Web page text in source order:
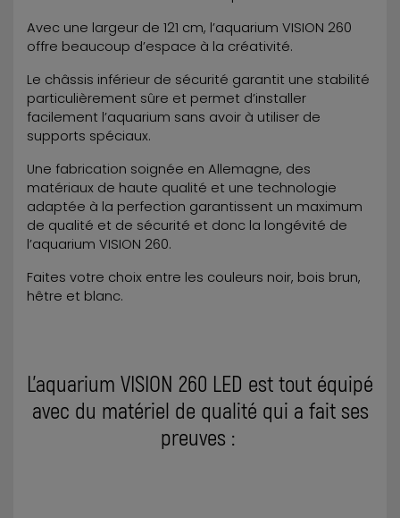
Avec une largeur de 121 cm, l’aquarium VISION 260
offre beaucoup d’espace à la créativité.
Le châssis inférieur de sécurité garantit une stabilité
particulièrement sûre et permet d’installer
facilement l’aquarium sans avoir à utiliser de
supports spéciaux.
Une fabrication soignée en Allemagne, des
matériaux de haute qualité et une technologie
adaptée à la perfection garantissent un maximum
de qualité et de sécurité et donc la longévité de
l’aquarium VISION 260.
Faites votre choix entre les couleurs noir, bois brun,
hêtre et blanc.
L’aquarium VISION 260 LED est tout équipé
avec du matériel de qualité qui a fait ses
preuves :